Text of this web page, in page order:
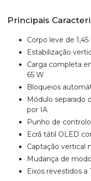
Principais
Corpo leve de
Estabilização
Carga completa
65 W
Bloqueios
Módulo separado
por IA
Punho de
Ecrã tátil OLED
Captação vertical
Mudança de
Eixos revestidos